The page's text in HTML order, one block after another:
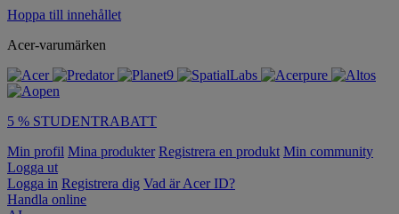
Hoppa till innehållet
Acer-varumärken
5 % STUDENTRABATT
Min profil Mina produkter Registrera en produkt Min community
Logga ut
Logga in Registrera dig Vad är Acer ID?
Handla online